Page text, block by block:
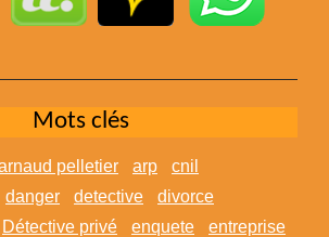
Mots clés
pelletier arp
cnil
danger detective
divorce
Détective privé enquete
entreprise